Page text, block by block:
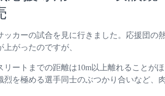
ッカーの試合を見に行きました。応援団の
がったのですが、
リートまでの距離は10m以上離れることが
烈を極める選手同士のぶつかり合いなど、